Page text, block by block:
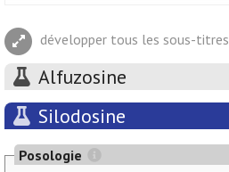
développer tous les sous-titres
Alfuzosine
Silodosine
Posologie